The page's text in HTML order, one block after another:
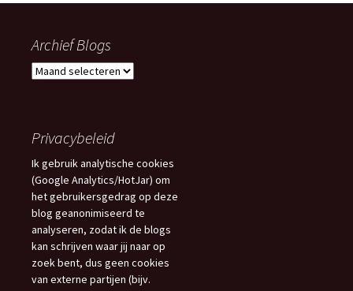
Archief Blogs
Archief
Privacybeleid
Ik gebruik analytische cookies
(Google Analytics/HotJar) om
het gebruikersgedrag op deze
blog geanonimiseerd te
analyseren, zodat ik de blogs
kan schrijven waar jij naar op
zoek bent, dus geen cookies
van externe partijen (bijv.